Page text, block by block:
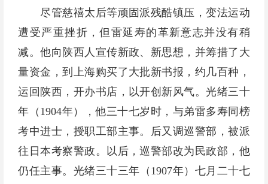
尽管慈禧太后等顽固派残酷镇压，变法运动
遭受严重挫折，但雷延寿的革新意志并没有稍
减。他向陕西人宣传新政、新思想，并筹措了大
量资金，到上海购买了大批新书报，约几百种，
运回陕西，开办书店，以开创新风气。光绪三十
年（1904年），他三十七岁时，与弟雷多寿同榜
考中进士，授职工部主事。后又调巡警部，被派
往日本考察警政。以后，巡警部改为民政部，他
仍任主事。光绪三十三年（1907年）七月二十七